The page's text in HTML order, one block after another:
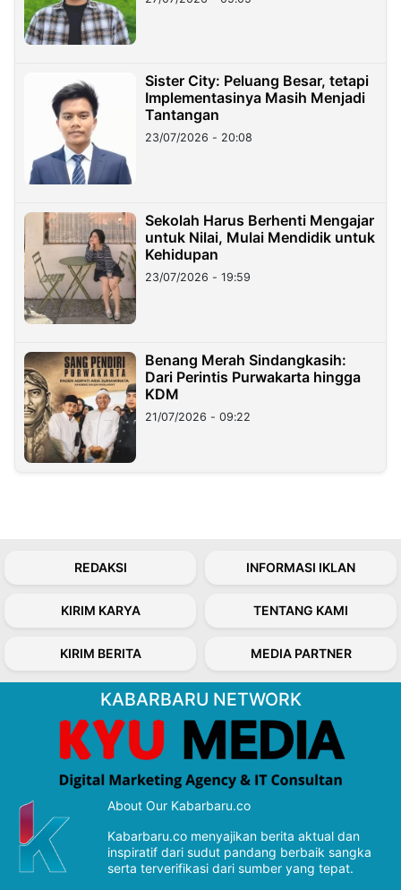
Sister City: Peluang Besar, tetapi
Implementasinya Masih Menjadi
Tantangan
23/07/2026 - 20:08
Sekolah Harus Berhenti Mengajar
untuk Nilai, Mulai Mendidik untuk
Kehidupan
23/07/2026 - 19:59
Benang Merah Sindangkasih:
Dari Perintis Purwakarta hingga
KDM
21/07/2026 - 09:22
REDAKSI INFORMASI IKLAN
KIRIM KARYA TENTANG KAMI
KIRIM BERITA MEDIA PARTNER
KABARBARU NETWORK
About Our Kabarbaru.co
Kabarbaru.co menyajikan berita aktual dan
inspiratif dari sudut pandang berbaik sangka
serta terverifikasi dari sumber yang tepat.